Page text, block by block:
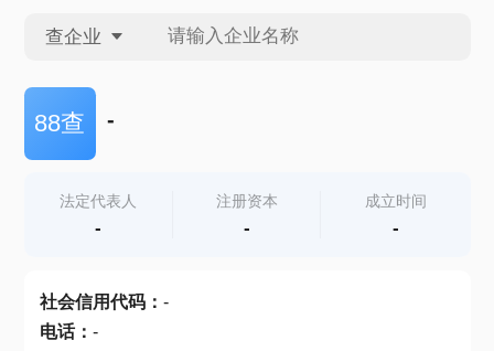
查企业
查企业
查产地
88查 -
法定代表人
-
注册资本
-
成立时间
-
社会信用代码： -
电话： -